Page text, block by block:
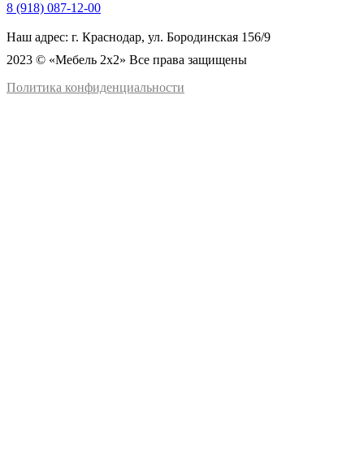
8 (918) 087-12-00
Наш адрес: г. Краснодар, ул. Бородинская 156/9
2023 © «Мебель 2x2» Все права защищены
Политика конфиденциальности